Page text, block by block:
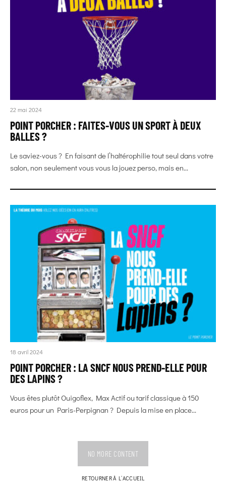
22 mai 2024
POINT PORCHER : FAITES-VOUS UN SPORT À DEUX
BALLES ?
Le saviez-vous ? En faisant de l’haltérophilie tout seul dans votre
salon, non seulement vous vous la jouez perso, mais en...
18 avril 2024
POINT PORCHER : LA SNCF NOUS PREND-ELLE POUR
DES LAPINS ?
Vous êtes plutôt Ouigoflex, Max Actif ou tarif classique à 150
euros pour un Paris-Perpignan ? Depuis la mise en place...
NO MORE CONTENT
RETOURNER À L’ACCUEIL